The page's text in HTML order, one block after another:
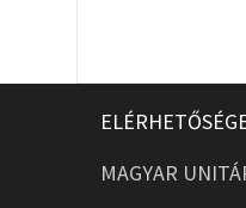
MAGYAR